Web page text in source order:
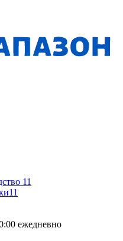
11
ежедневно